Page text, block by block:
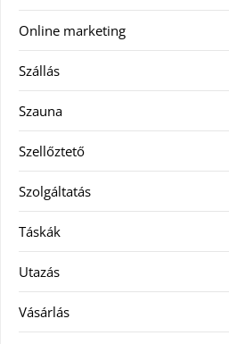
Online marketing
Szállás
Szauna
Szellőztető
Szolgáltatás
Táskák
Utazás
Vásárlás